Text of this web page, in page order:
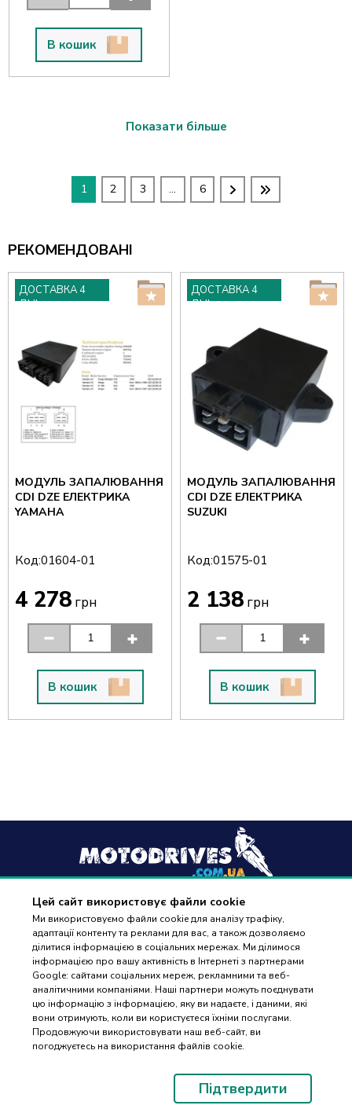
Цей сайт використовує файли cookie
Ми використовуємо файли cookie для аналізу трафіку,
адаптації контенту та реклами для вас, а також дозволяємо
ділитися інформацією в соціальних мережах. Ми ділимося
інформацією про вашу активність в Інтернеті з партнерами
Google: сайтами соціальних мереж, рекламними та веб-
аналітичними компаніями. Наші партнери можуть поєднувати
цю інформацію з інформацією, яку ви надаєте, і даними, які
вони отримують, коли ви користуєтеся їхніми послугами.
Продовжуючи використовувати наш веб-сайт, ви
погоджуєтесь на використання файлів cookie.
Підтвердити
В кошик
Показати більше
1 2 3 ... 6
РЕКОМЕНДОВАНІ
ДОСТАВКА 4
ДНІ
МОДУЛЬ ЗАПАЛЮВАННЯ
CDI DZE ЕЛЕКТРИКА
YAMAHA
Код:01604-01
4 278 грн
В кошик
ДОСТАВКА 4
ДНІ
МОДУЛЬ ЗАПАЛЮВАННЯ
CDI DZE ЕЛЕКТРИКА
SUZUKI
Код:01575-01
2 138 грн
В кошик
+38(096) 488 77 88
дзвінки приймаються в робочі дні з 9:00 до 18:00
Оплата та доставка
Контакти
ПІДБІР
ЗАПЧАСТИН